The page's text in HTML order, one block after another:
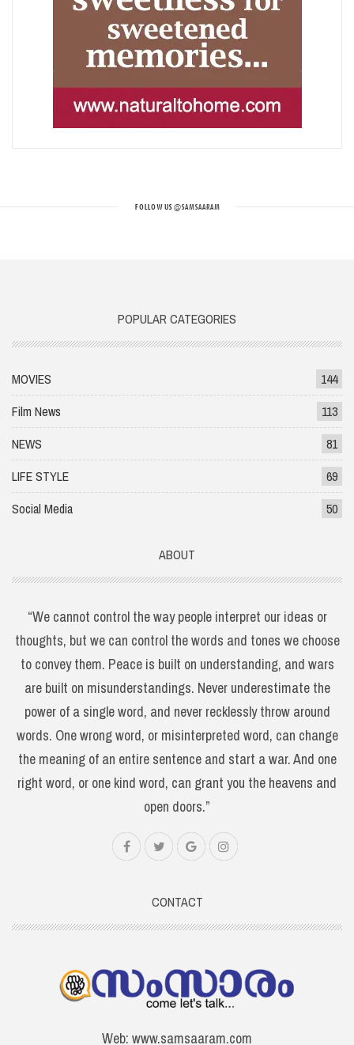
FOLLOW US@SAMSAARAM
POPULAR CATEGORIES
MOVIES
144
Film News
113
NEWS
81
LIFE STYLE
69
Social Media
50
ABOUT
“We cannot control the way people interpret our ideas or
thoughts, but we can control the words and tones we choose
to convey them. Peace is built on understanding, and wars
are built on misunderstandings. Never underestimate the
power of a single word, and never recklessly throw around
words. One wrong word, or misinterpreted word, can change
the meaning of an entire sentence and start a war. And one
right word, or one kind word, can grant you the heavens and
open doors.”
CONTACT
Web: www.samsaaram.com